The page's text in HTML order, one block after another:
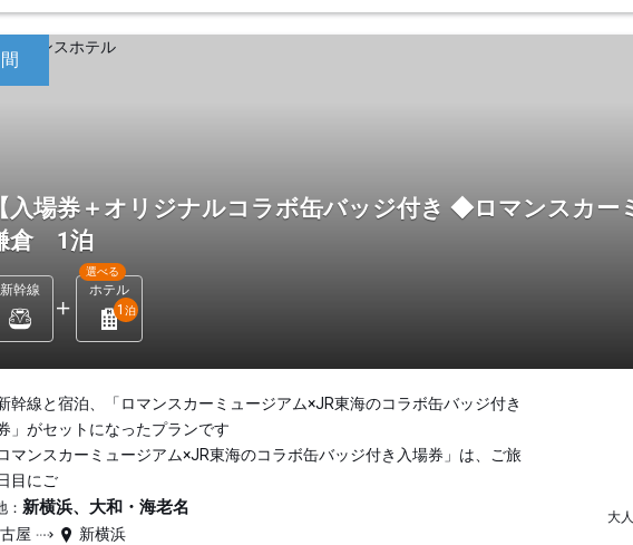
入場券＋オリジナルコラボ缶バッジ付き ◆ロマンスカー
倉 1泊
新幹線 ホテル
選べる
1 泊
幹線と宿泊、「ロマンスカーミュージアム×JR東海のコラボ缶バッジ付き
」がセットになったプランです
マンスカーミュージアム×JR東海のコラボ缶バッジ付き入場券」は、ご旅
目にご
： 新横浜、大和・海老名
屋
新横浜
大